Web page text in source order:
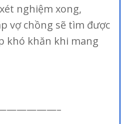
nghiệm xong,
vợ chồng sẽ tìm được
khó khăn khi mang